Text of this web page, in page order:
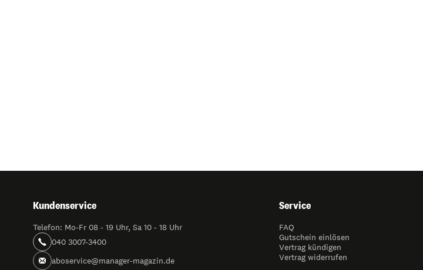
Kundenservice
Telefon: Mo-Fr 08 - 19 Uhr, Sa 10 - 18 Uhr
040 3007-3400
aboservice@manager-magazin.de
Service
FAQ
Gutschein einlösen
Vertrag kündigen
Vertrag widerrufen